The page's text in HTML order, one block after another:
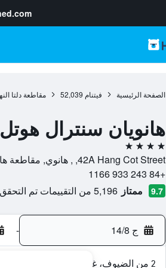
الصفحة الرئيسية فيتنام 52,039 مقاطعة دلتا
هانويان سنترال
4 نجوم
42A Hang Cot Street, , هانوي, مقاطعة هانوي, فيتنام
+84 243 933 1166
9.7 ممتاز 5,196 من التقييمات تم التحقق منها
ج 14/8 -
2 من الضيوف، غرفة واحدة